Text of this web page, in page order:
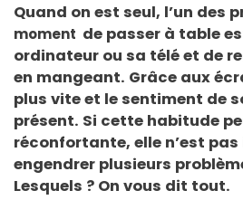
Quand on est seul, l’un des
moment de passer à table
ordinateur ou sa télé et de
en mangeant. Grâce aux
plus vite et le sentiment de
présent. Si cette habitude
réconfortante, elle n’est
engendrer plusieurs
Lesquels ? On vous dit tout.